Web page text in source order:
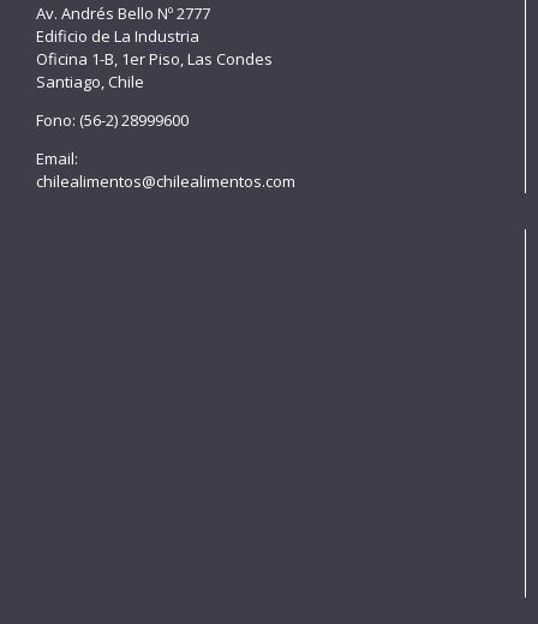
Av. Andrés Bello Nº 2777
Edificio de La Industria
Oficina 1-B, 1er Piso, Las Condes
Santiago, Chile
Fono: (56-2) 28999600
Email:
chilealimentos@chilealimentos.com